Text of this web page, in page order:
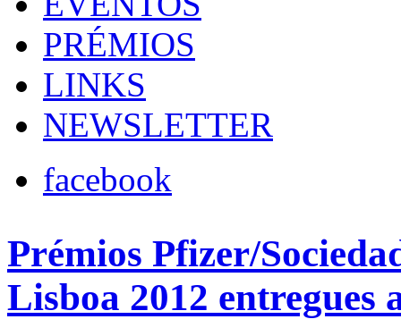
PRÉMIOS
LINKS
NEWSLETTER
facebook
Prémios Pfizer/
Lisboa 2012 entregues